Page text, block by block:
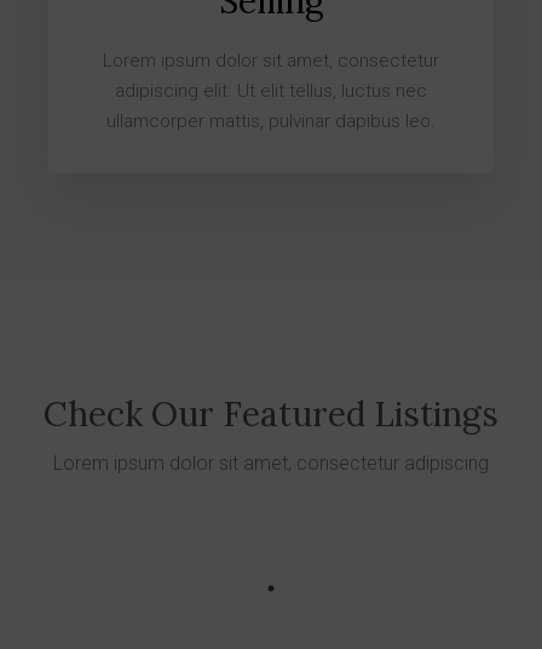
Lorem ipsum dolor sit amet, consectetur
adipiscing elit. Ut elit tellus, luctus nec
ullamcorper mattis, pulvinar dapibus leo.
Check Our Featured Listings
Lorem ipsum dolor sit amet, consectetur adipiscing